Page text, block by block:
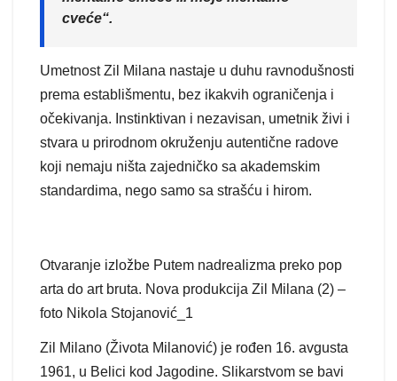
cveće“.
Umetnost Zil Milana nastaje u duhu ravnodušnosti
prema establišmentu, bez ikakvih ograničenja i
očekivanja. Instinktivan i nezavisan, umetnik živi i
stvara u prirodnom okruženju autentične radove
koji nemaju ništa zajedničko sa akademskim
standardima, nego samo sa strašću i hirom.
Otvaranje izložbe Putem nadrealizma preko pop
arta do art bruta. Nova produkcija Zil Milana (2) –
foto Nikola Stojanović_1
Zil Milano (Života Milanović) je rođen 16. avgusta
1961, u Belici kod Jagodine. Slikarstvom se bavi